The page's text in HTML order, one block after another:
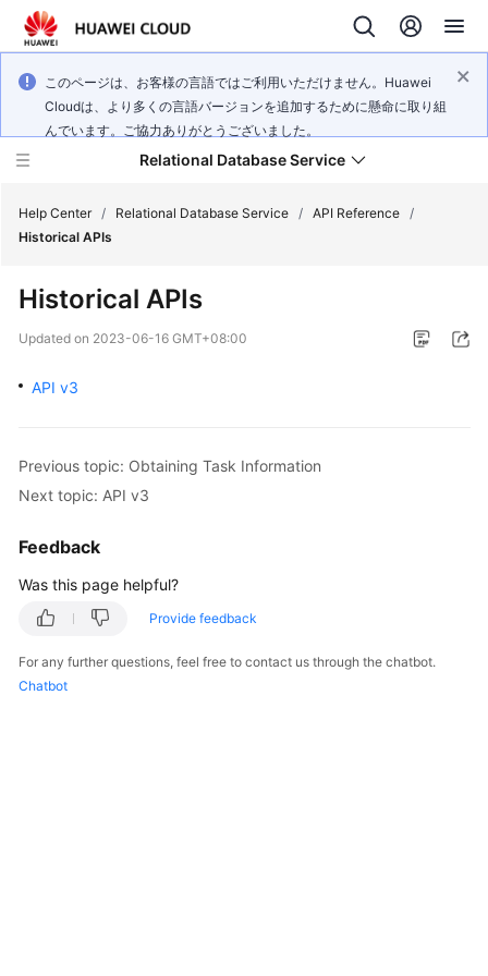
このページは、お客様の言語ではご利用いただけません。Huawei
Cloudは、より多くの言語バージョンを追加するために懸命に取り組
んでいます。ご協力ありがとうございました。
Relational Database Service
Service
Getting
Started
Kernels
User
Guide
Best
Practices
Help Center / Relational Database Service / API Reference /
Historical APIs
Historical APIs
Updated on 2023-06-16 GMT+08:00
API v3
Previous topic: Obtaining Task Information
Next topic: API v3
Feedback
Was this page helpful?
Provide feedback
For any further questions, feel free to contact us through the chatbot.
Chatbot